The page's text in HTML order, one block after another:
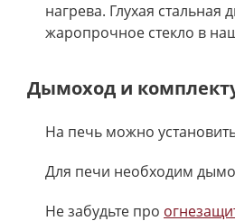
нагрева. Глухая
жаропрочное стекло в
Дымоход и
На печь можно
Для печи необходим
Не забудьте про